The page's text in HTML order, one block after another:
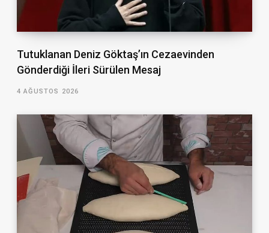
Tutuklanan Deniz Göktaş’ın Cezaevinden
Gönderdiği İleri Sürülen Mesaj
4 AĞUSTOS 2026